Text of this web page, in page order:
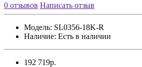
0 отзывов Написать отзыв
Модель: SL0356-18K-R
Наличие: Есть в наличии
192 719р.